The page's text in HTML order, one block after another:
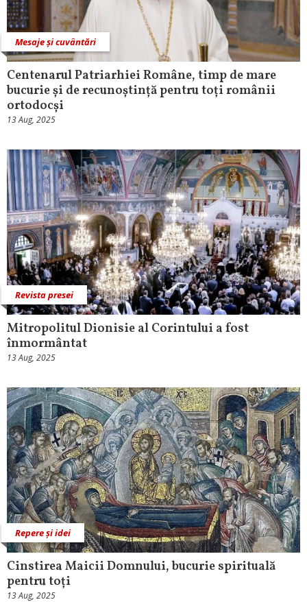
Mesaje și cuvântări
Centenarul Patriarhiei Române, timp de mare
bucurie și de recunoștință pentru toți românii
ortodocși
13 Aug, 2025
Revista presei
Mitropolitul Dionisie al Corintului a fost
înmormântat
13 Aug, 2025
Repere și idei
Cinstirea Maicii Domnului, bucurie spirituală
pentru toți
13 Aug, 2025